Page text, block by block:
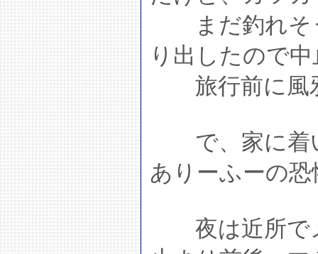
まだ釣れそ
り出したので
旅行前に風
で、家に着
ありーふーの
夜は近所で